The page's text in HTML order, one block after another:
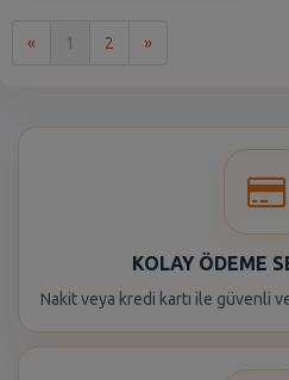
« 1 2 »Son
KOLAY ÖDEME
Nakit veya kredi kartı ile güvenli